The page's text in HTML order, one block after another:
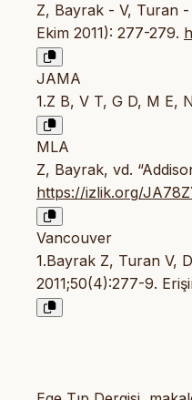
Z, Bayrak - V, Turan -
Ekim 2011): 277-279.
JAMA
1.Z B, V T, G D, M E,
MLA
Z, Bayrak, vd.
https://izlik.org/
Vancouver
1.Bayrak Z, Turan V,
2011;50(4):277-9.